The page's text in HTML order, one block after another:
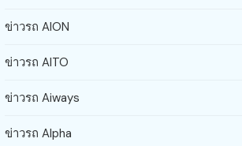
ข่าวรถ AION
ข่าวรถ AITO
ข่าวรถ Aiways
ข่าวรถ Alpha